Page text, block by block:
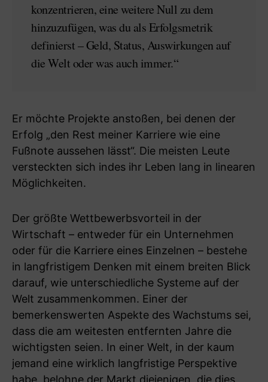
konzentrieren, eine weitere Null zu dem
hinzuzufügen, was du als Erfolgsmetrik
definierst – Geld, Status, Auswirkungen auf
die Welt oder was auch immer.“
Er möchte Projekte anstoßen, bei denen der
Erfolg „den Rest meiner Karriere wie eine
Fußnote aussehen lässt“. Die meisten Leute
versteckten sich indes ihr Leben lang in linearen
Möglichkeiten.
Der größte Wettbewerbsvorteil in der
Wirtschaft – entweder für ein Unternehmen
oder für die Karriere eines Einzelnen – bestehe
in langfristigem Denken mit einem breiten Blick
darauf, wie unterschiedliche Systeme auf der
Welt zusammenkommen. Einer der
bemerkenswerten Aspekte des Wachstums sei,
dass die am weitesten entfernten Jahre die
wichtigsten seien. In einer Welt, in der kaum
jemand eine wirklich langfristige Perspektive
habe, belohne der Markt diejenigen, die dies